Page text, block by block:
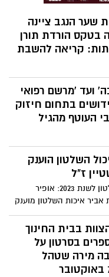
שער הנגב ציינה
בטקס הורדת תורן
קריאה להשבת
הבוקר 7 באוקטובר 24' ב- 06:29, שעת תחילת
עשרות מקהילת שער הנגב
בצומת הקשתות- הצומת
עשרות.
ועד 'מרשם רפואי
בתחום חיזוק
העוטף מהגיל
שהתקיים בשער הנגב
150 ארגונים הפועלים לקידום עשייה
ותיקים כדי לקדם
מלאים עשיה ומשמעות של
נערך ביוזמת 'ישוֹתַנו' מבית
השלטון הוענק
ז"ל
אביר איכות השלטון לשנת 2023: אופיר
אביר איכות השלטון מוענק
מקומית על חזונו מרחיק
והתחדשות הנגב
בבית החינוך
בסרטון על
מירה שטהל